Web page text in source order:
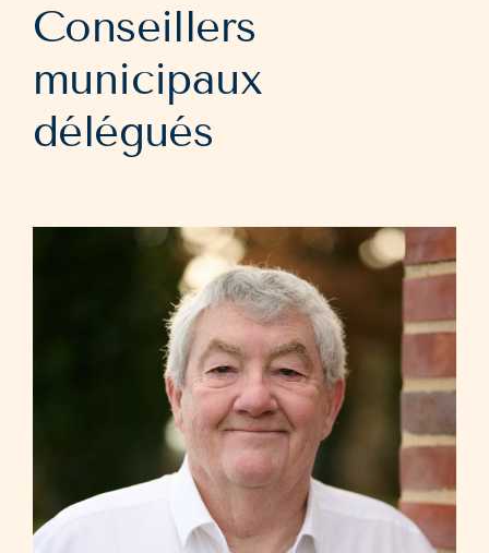
Conseillers
municipaux
délégués